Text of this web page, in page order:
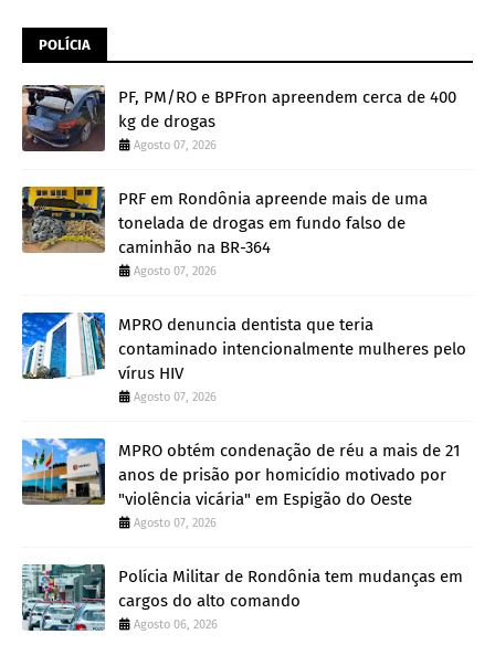
POLÍCIA
PF, PM/RO e BPFron apreendem cerca de 400
kg de drogas
Agosto 07, 2026
PRF em Rondônia apreende mais de uma
tonelada de drogas em fundo falso de
caminhão na BR-364
Agosto 07, 2026
MPRO denuncia dentista que teria
contaminado intencionalmente mulheres pelo
vírus HIV
Agosto 07, 2026
MPRO obtém condenação de réu a mais de 21
anos de prisão por homicídio motivado por
"violência vicária" em Espigão do Oeste
Agosto 07, 2026
Polícia Militar de Rondônia tem mudanças em
cargos do alto comando
Agosto 06, 2026